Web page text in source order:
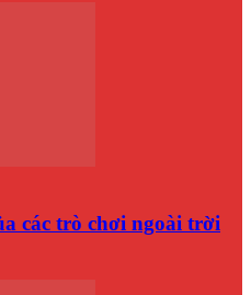
các trò chơi ngoài trời